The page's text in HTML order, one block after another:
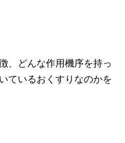
、どんな作用機序を持っ
ているおくすりなのかを